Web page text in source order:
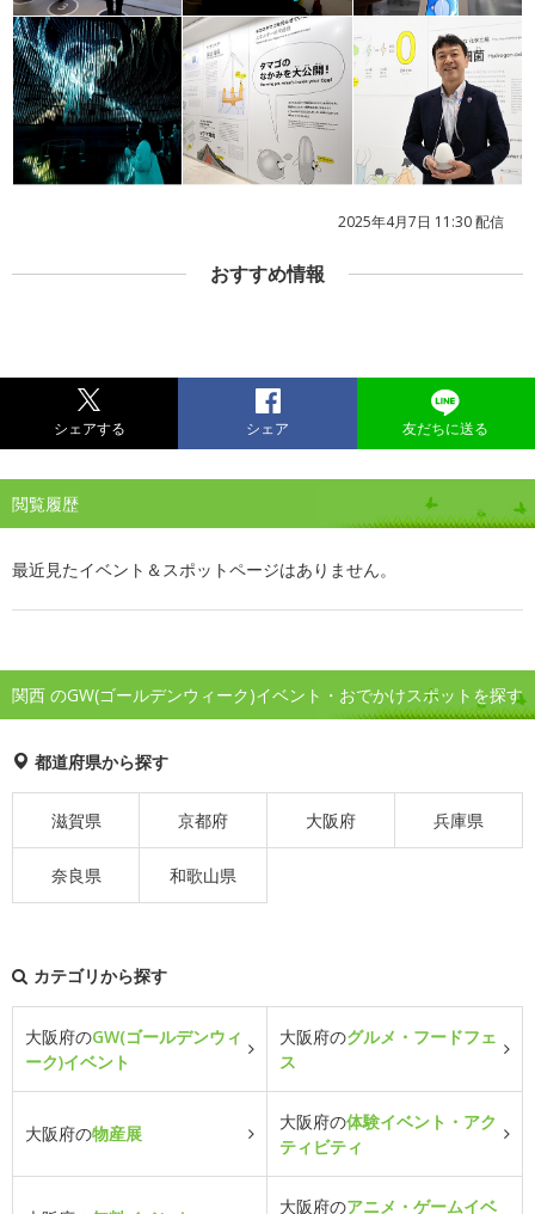
2025年4月7日 11:30 配信
おすすめ情報
シェアする シェア 友だちに送る
閲覧履歴
最近見たイベント＆スポットページはありません。
関西 のGW(ゴールデンウィーク)イベント・おでかけスポットを探す
都道府県から探す
滋賀県 京都府 大阪府 兵庫県
奈良県 和歌山県
カテゴリから探す
大阪府のGW(ゴールデンウィ
ーク)イベント
大阪府のグルメ・フードフェ
ス
大阪府の物産展
大阪府の体験イベント・アク
ティビティ
大阪府のアニメ・ゲームイベ